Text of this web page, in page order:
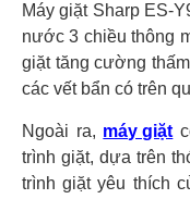
Máy giặt Sharp ES-
nước 3 chiều thông
giặt tăng cường
các vết bẩn có trên
Ngoài ra, máy giặt
trình giặt, dựa trên
trình giặt yêu thích